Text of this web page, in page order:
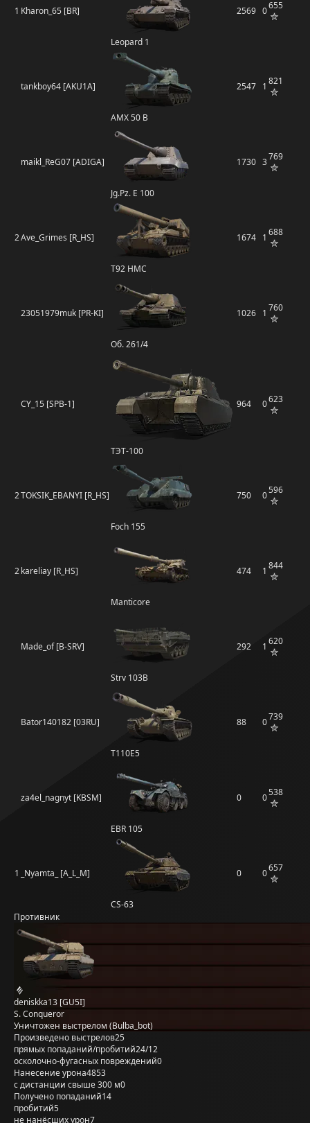
1 Kharon_65 [BR]
Leopard 1
2569 0655
tankboy64 [AKU1A]
AMX 50 B
2547 1 821
maikl_ReG07 [ADIGA]
Jg.Pz. E 100
1730 3769
2Ave_Grimes [R_HS]
T92 HMC
1674 1 688
23051979muk [PR-KI]
Об. 261/4
1026 1 760
CY_15 [SPB-1]
ТЭТ-100
964 0623
2TOKSIK_EBANYI [R_HS]
Foch 155
750 0596
2kareliay [R_HS]
Manticore
474 1 844
Made_of [B-SRV]
Strv 103B
292 1 620
Bator140182 [03RU]
T110E5
88 0739
za4el_nagnyt [KBSM]
EBR 105
0 0538
1 _Nyamta_ [A_L_M]
CS-63
0 0657
Противник
deniskka13 [GU5I]
S. Conqueror
Уничтожен выстрелом (Bulba_bot)
Произведено выстрелов25
прямых попаданий/пробитий24/12
осколочно-фугасных повреждений0
Нанесение урона4853
с дистанции свыше 300 м0
Получено попаданий14
пробитий5
не нанёсших урон7